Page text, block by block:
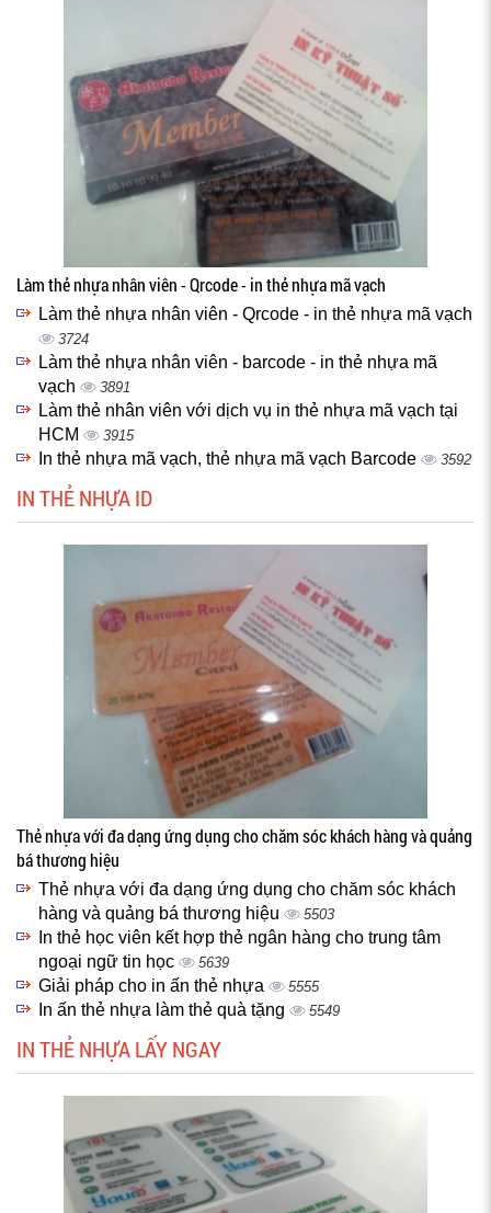
Làm thẻ nhựa nhân viên - Qrcode - in thẻ nhựa mã vạch
Làm thẻ nhựa nhân viên - Qrcode - in thẻ nhựa mã vạch
3724
Làm thẻ nhựa nhân viên - barcode - in thẻ nhựa mã
vạch
3891
Làm thẻ nhân viên với dịch vụ in thẻ nhựa mã vạch tại
HCM
3915
In thẻ nhựa mã vạch, thẻ nhựa mã vạch Barcode 3592
IN THẺ NHỰA ID
Thẻ nhựa với đa dạng ứng dụng cho chăm sóc khách hàng và quảng
bá thương hiệu
Thẻ nhựa với đa dạng ứng dụng cho chăm sóc khách
hàng và quảng bá thương hiệu
5503
In thẻ học viên kết hợp thẻ ngân hàng cho trung tâm
ngoại ngữ tin học
5639
Giải pháp cho in ấn thẻ nhựa 5555
In ấn thẻ nhựa làm thẻ quà tặng 5549
IN THẺ NHỰA LẤY NGAY